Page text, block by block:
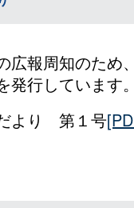
広報周知のため
発行しています。
よ り 第１号